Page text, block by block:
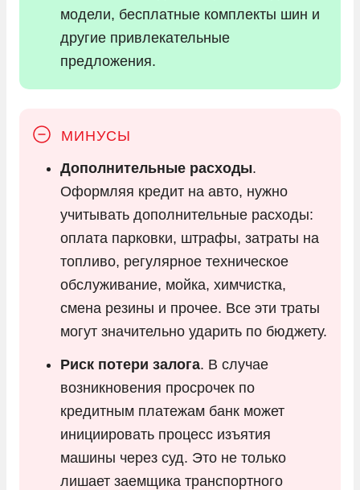
модели, бесплатные комплекты шин и
другие привлекательные
предложения.
Дополнительные расходы.
Оформляя кредит на авто, нужно
учитывать дополнительные расходы:
оплата парковки, штрафы, затраты на
топливо, регулярное техническое
обслуживание, мойка, химчистка,
смена резины и прочее. Все эти траты
могут значительно ударить по бюджету.
Риск потери залога. В случае
возникновения просрочек по
кредитным платежам банк может
инициировать процесс изъятия
машины через суд. Это не только
лишает заемщика транспортного